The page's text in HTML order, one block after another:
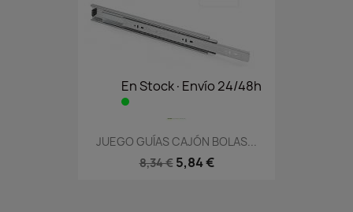
En Stock·Envío 24/48h
JUEGO GUÍAS CAJÓN BOLAS...
8,34 € 5,84 €